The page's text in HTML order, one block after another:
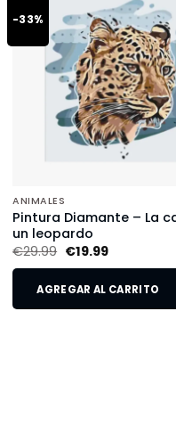
-33%
ANIMALES
Pintura Diamante – La
un leopardo
€29.99 €19.99
AGREGAR AL CARRITO